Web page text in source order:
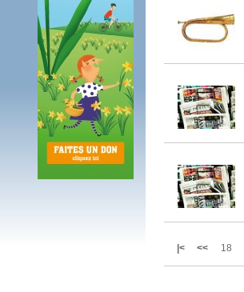
|< << 18